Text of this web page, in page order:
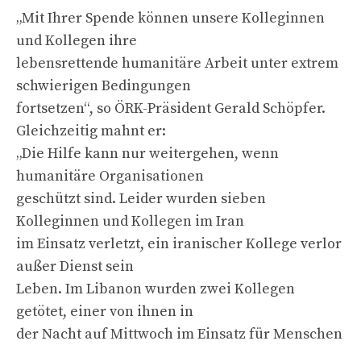
„Mit Ihrer Spende können unsere Kolleginnen
und Kollegen ihre
lebensrettende humanitäre Arbeit unter extrem
schwierigen Bedingungen
fortsetzen“, so ÖRK-Präsident Gerald Schöpfer.
Gleichzeitig mahnt er:
„Die Hilfe kann nur weitergehen, wenn
humanitäre Organisationen
geschützt sind. Leider wurden sieben
Kolleginnen und Kollegen im Iran
im Einsatz verletzt, ein iranischer Kollege verlor
außer Dienst sein
Leben. Im Libanon wurden zwei Kollegen
getötet, einer von ihnen in
der Nacht auf Mittwoch im Einsatz für Menschen